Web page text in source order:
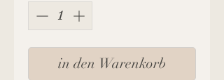
in den Warenkorb